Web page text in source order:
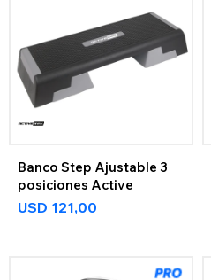
Banco Step Ajustable 3
posiciones Active
USD 121,00